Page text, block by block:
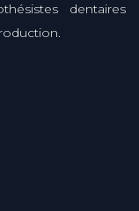
dentaires